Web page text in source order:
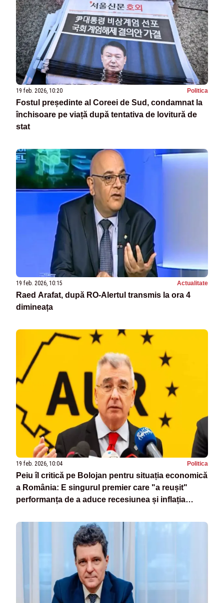
19 feb. 2026, 10:20 Politica
Fostul președinte al Coreei de Sud, condamnat la
închisoare pe viață după tentativa de lovitură de
stat
19 feb. 2026, 10:15 Actualitate
Raed Arafat, după RO-Alertul transmis la ora 4
dimineața
19 feb. 2026, 10:04 Politica
Peiu îl critică pe Bolojan pentru situația economică
a România: E singurul premier care "a reușit"
performanța de a aduce recesiunea și inflația